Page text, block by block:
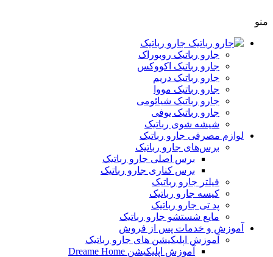
منو
جارو رباتیک
جارو رباتیک روبوراک
جارو رباتیک اکووکس
جارو رباتیک دریم
جارو رباتیک مووا
جارو رباتیک شیائومی
جارو رباتیک یوفی
شیشه شوی رباتیک
لوازم مصرفی جارو رباتیک
برس‌های جارو رباتیک
برس‌ اصلی جارو رباتیک
برس کناری جارو رباتیک
فیلتر جارو رباتیک
کیسه جارو رباتیک
پد تی جارو رباتیک
مایع شستشو جارو رباتیک
آموزش و خدمات پس از فروش
آموزش اپلیکیشن های جارو رباتیک
آموزش اپلیکیشن Dreame Home